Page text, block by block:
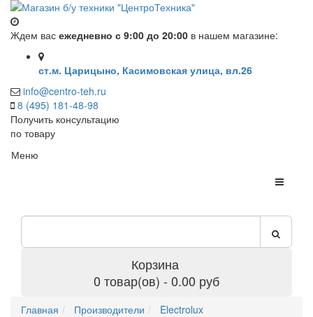
Ждем вас ежедневно с 9:00 до 20:00 в нашем магазине:
ст.м. Царицыно, Касимовская улица, вл.26
info@centro-teh.ru
8 (495) 181-48-98
Получить консультацию
по товару
Меню
Корзина
0 товар(ов) - 0.00 руб
Главная Производители Electrolux